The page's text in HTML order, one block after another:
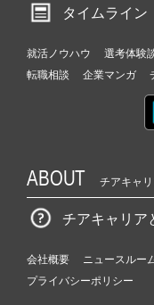
タイムライン
就活ノウハウ 選考体験
転職相談
企業マンガ
ABOUT チアキャ
チアキャリア
会社概要 ニュースルー
プライバシーポリシー